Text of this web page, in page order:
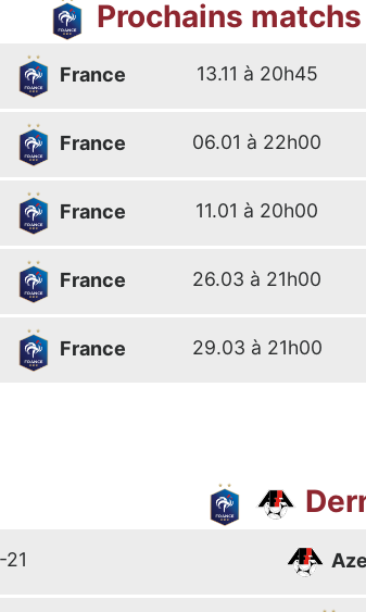
Prochains
France 13.11 à 20h45
France 06.01 à 22h00
France 11.01 à 20h00
France 26.03 à 21h00
France 29.03 à 21h00